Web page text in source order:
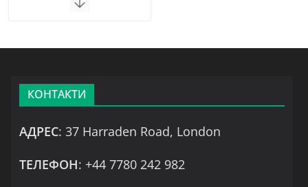
КОНТАКТИ
АДРЕС: 37 Harraden Road, London
ТЕЛЕФОН: +44 7780 242 982